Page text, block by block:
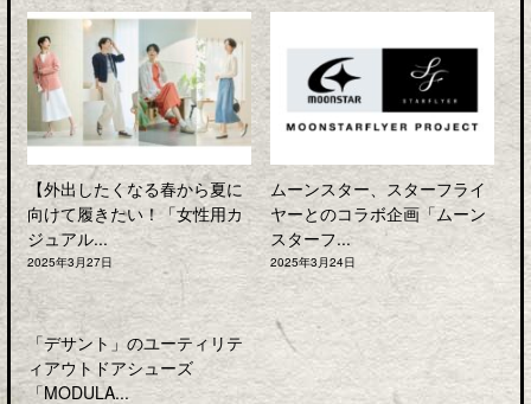
【外出したくなる春から夏に
向けて履きたい！「女性用カ
ジュアル...
2025年3月27日
ムーンスター、スターフライ
ヤーとのコラボ企画「ムーン
スターフ...
2025年3月24日
「デサント」のユーティリテ
ィアウトドアシューズ
「MODULA...